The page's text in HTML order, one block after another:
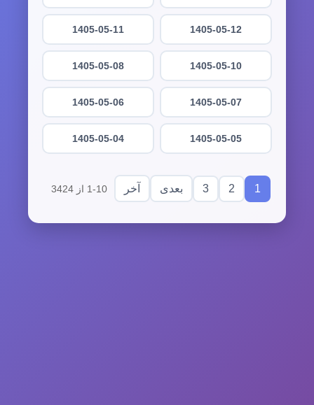
1405-05-12
1405-05-11
1405-05-10
1405-05-08
1405-05-07
1405-05-06
1405-05-05
1405-05-04
1
2
3 بعدی آخر 1-10 از 3424